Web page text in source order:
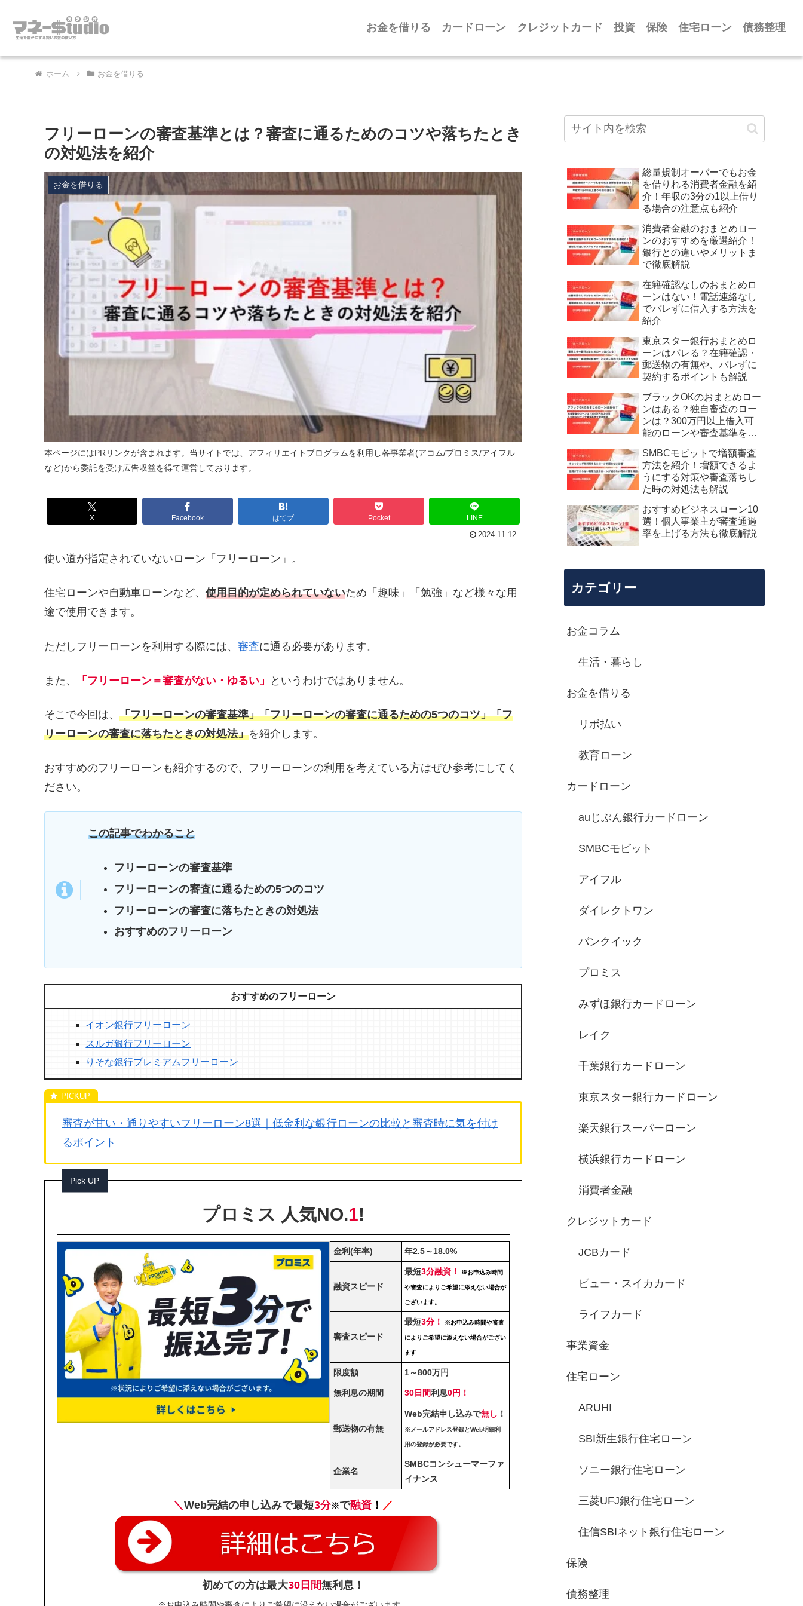
お金を借りる カードローン クレジットカード 投資 保険 住宅ローン 債務整理
ホーム お金を借りる
フリーローンの審査基準とは？審査に通るためのコツや落ちたとき
の対処法を紹介
本ページにはPRリンクが含まれます。当サイトでは、アフィリエイトプログラムを利用し各事業者(アコム/プロミス/アイフル
など)から委託を受け広告収益を得て運営しております。
お金を借りる
X Facebook はてブ Pocket LINE
2024.11.12
使い道が指定されていないローン「フリーローン」。
住宅ローンや自動車ローンなど、 使用目的が定められていないため「趣味」「勉強」など様々な用
途で使用できます。
ただしフリーローンを利用する際には、 審査に通る必要があります。
また、 「フリーローン＝審査がない・ゆるい」 というわけではありません。
そこで今回は、 「フリーローンの審査基準」「フリーローンの審査に通るための5つのコツ」「フ
リーローンの審査に落ちたときの対処法」を紹介します。
おすすめのフリーローンも紹介するので、フリーローンの利用を考えている方はぜひ参考にしてく
ださい。
この記事でわかること
フリーローンの審査基準
フリーローンの審査に通るための5つのコツ
フリーローンの審査に落ちたときの対処法
おすすめのフリーローン
おすすめのフリーローン
イオン銀行フリーローン
スルガ銀行フリーローン
りそな銀行プレミアムフリーローン
審査が甘い・通りやすいフリーローン8選｜低金利な銀行ローンの比較と審査時に気を付け
るポイント
Pick UP
プロミス 人気NO.1!
金利(年率) 年2.5～18.0%
融資スピード
最短3分融資！ ※お申込み時間
や審査によりご希望に添えない場合が
ございます。
審査スピード
最短3分！ ※お申込み時間や審査
によりご希望に添えない場合がござい
ます
限度額 1～800万円
無利息の期間 30日間利息0円！
郵送物の有無
Web完結申し込みで無し ！
※メールアドレス登録とWeb明細利
用の登録が必要です。
企業名
SMBCコンシューマーファ
イナンス
＼Web完結の申し込みで最短3分※で融資 ！ ／
初めての方は最大30日間無利息！
総量規制オーバーでもお金
を借りれる消費者金融を紹
介！年収の3分の1以上借り
る場合の注意点も紹介
消費者金融のおまとめロー
ンのおすすめを厳選紹介！
銀行との違いやメリットま
で徹底解説
在籍確認なしのおまとめロ
ーンはない！電話連絡なし
でバレずに借入する方法を
紹介
東京スター銀行おまとめロ
ーンはバレる？在籍確認・
郵送物の有無や、バレずに
契約するポイントも解説
ブラックOKのおまとめロー
ンはある？独自審査のロー
ンは？300万円以上借入可
能のローンや審査基準を徹
SMBCモビットで増額審査
方法を紹介！増額できるよ
うにする対策や審査落ちし
た時の対処法も解説
おすすめビジネスローン10
選！個人事業主が審査通過
率を上げる方法も徹底解説
カテゴリー
お金コラム
生活・暮らし
お金を借りる
リボ払い
教育ローン
カードローン
auじぶん銀行カードローン
SMBCモビット
アイフル
ダイレクトワン
バンクイック
プロミス
みずほ銀行カードローン
レイク
千葉銀行カードローン
東京スター銀行カードローン
楽天銀行スーパーローン
横浜銀行カードローン
消費者金融
クレジットカード
JCBカード
ビュー・スイカカード
ライフカード
事業資金
住宅ローン
ARUHI
SBI新生銀行住宅ローン
ソニー銀行住宅ローン
三菱UFJ銀行住宅ローン
住信SBIネット銀行住宅ローン
保険
債務整理